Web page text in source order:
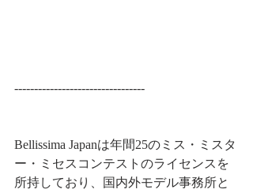
---------------------------------
Bellissima Japanは年間25のミス・ミスタ
ー・ミセスコンテストのライセンスを
所持しており、​国内外モデル事務所と